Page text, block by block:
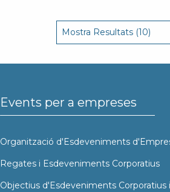
Events per a empreses
Organització d'Esdeveniments
Regates i Esdeveniments Corporatius
Objectius d'Esdeveniments Corporatius